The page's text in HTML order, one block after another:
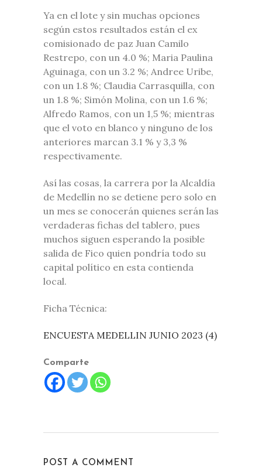
Ya en el lote y sin muchas opciones
según estos resultados están el ex
comisionado de paz Juan Camilo
Restrepo, con un 4.0 %; Maria Paulina
Aguinaga, con un 3.2 %; Andree Uribe,
con un 1.8 %; Claudia Carrasquilla, con
un 1.8 %; Simón Molina, con un 1.6 %;
Alfredo Ramos, con un 1,5 %; mientras
que el voto en blanco y ninguno de los
anteriores marcan 3.1 % y 3,3 %
respectivamente.
Así las cosas, la carrera por la Alcaldía
de Medellín no se detiene pero solo en
un mes se conocerán quienes serán las
verdaderas fichas del tablero, pues
muchos siguen esperando la posible
salida de Fico quien pondría todo su
capital político en esta contienda
local.
Ficha Técnica:
ENCUESTA MEDELLIN JUNIO 2023 (4)
Comparte
POST A COMMENT